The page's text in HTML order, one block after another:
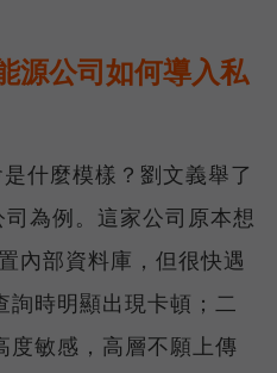
源公司如何導入私
什麼模樣？劉文義舉了
為例。這家公司原本想
內部資料庫，但很快遇
詢時明顯出現卡頓；二
度敏感，高層不願上傳